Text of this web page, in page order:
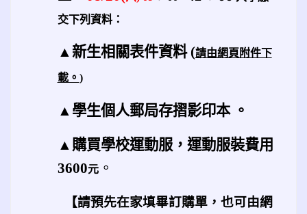
交下列資料：
▲新生相關表件資料(請由網頁附件下
載。 )
▲學生個人郵局存摺影印本 。
▲購買學校運動服，運動服裝費用
3600元。
【請預先在家填畢訂購單，也可由網